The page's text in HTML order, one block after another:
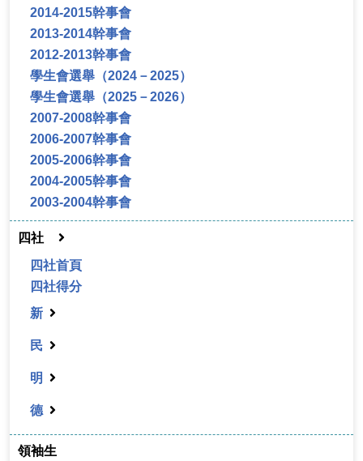
2014-2015幹事會
2013-2014幹事會
2012-2013幹事會
學生會選舉（2024－2025）
學生會選舉（2025－2026）
2007-2008幹事會
2006-2007幹事會
2005-2006幹事會
2004-2005幹事會
2003-2004幹事會
四社
四社首頁
四社得分
新
民
明
德
領袖生